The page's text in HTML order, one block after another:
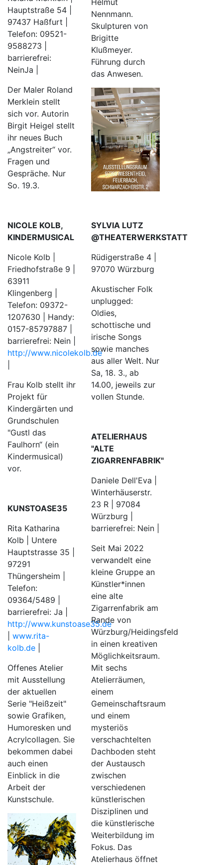
Hauptstraße 54 |
97437 Haßfurt |
Telefon: 09521-
9588273 |
barrierefrei:
NeinJa |
Der Maler Roland
Merklein stellt
sich vor. Autorin
Birgit Heigel stellt
ihr neues Buch
„Angstreiter“ vor.
Fragen und
Gespräche. Nur
So. 19.3.
NICOLE KOLB,
KINDERMUSICAL
Nicole Kolb |
Friedhofstraße 9 |
63911
Klingenberg |
Telefon: 09372-
1207630 | Handy:
0157-85797887 |
barrierefrei: Nein |
http://www.nicolekolb.de
Frau Kolb stellt ihr
Projekt für
Kindergärten und
Grundschulen
"Gustl das
Faulhorn“ (ein
Kindermusical)
vor.
KUNSTOASE35
Rita Katharina
Kolb | Untere
Hauptstrasse 35 |
97291
Thüngersheim |
Telefon:
09364/5489 |
barrierefrei: Ja |
http://www.kunstoase35.de
www.rita-
kolb.de
Offenes Atelier
mit Ausstellung
der aktuellen
Serie "Heißzeit"
sowie Grafiken,
Humoresken und
Acrylcollagen. Sie
bekommen dabei
auch einen
Einblick in die
Arbeit der
Kunstschule.
Nennmann.
Skulpturen von
Brigitte
Klußmeyer.
Führung durch
das Anwesen.
SYLVIA LUTZ
@THEATERWERKSTATT
Rüdigerstraße 4 |
97070 Würzburg
Akustischer Folk
unplugged:
Oldies,
schottische und
irische Songs
sowie manches
aus aller Welt. Nur
Sa, 18. 3., ab
14.00, jeweils zur
vollen Stunde.
ATELIERHAUS
"ALTE
ZIGARRENFABRIK"
Daniele Dell'Eva |
Winterhäuserstr.
23 R | 97084
Würzburg |
barrierefrei: Nein |
Seit Mai 2022
verwandelt eine
kleine Gruppe an
Künstler*innen
eine alte
Zigarrenfabrik am
Rande von
Würzburg/Heidingsfeld
in einen kreativen
Möglichkeitsraum.
Mit sechs
Atelierräumen,
einem
Gemeinschaftsraum
und einem
mysteriös
verschachtelten
Dachboden steht
der Austausch
zwischen
verschiedenen
künstlerischen
Disziplinen und
die künstlerische
Weiterbildung im
Fokus. Das
Atelierhaus öffnet